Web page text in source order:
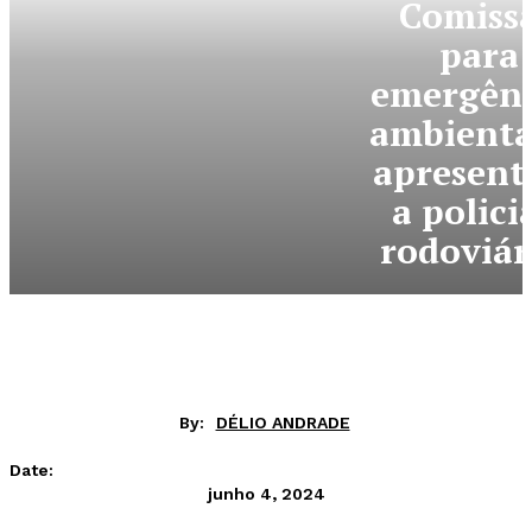
para
a
By: DÉLIO ANDRADE
Date:
junho 4, 2024